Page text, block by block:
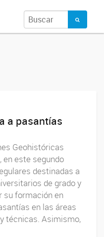
a pasantías
Geohistóricas
en este segundo
destinadas a
de grado y
su formación en
en las áreas
técnicas. Asimismo,